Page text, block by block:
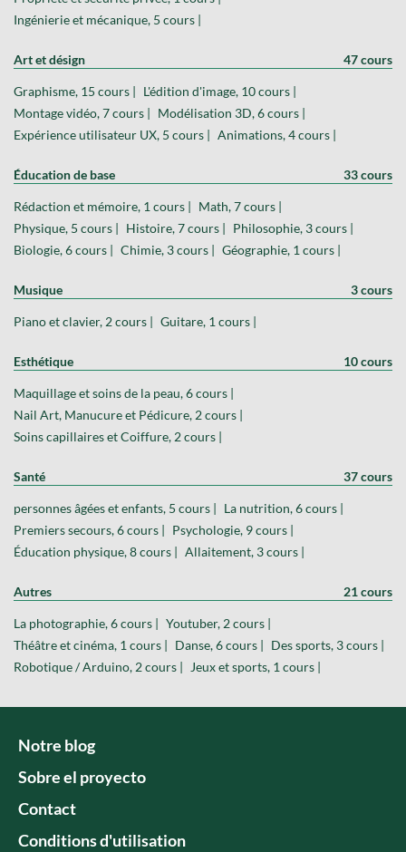
Ingénierie et mécanique, 5 cours |
Art et désign 47 cours
Graphisme, 15 cours | L'édition d'image, 10 cours |
Montage vidéo, 7 cours | Modélisation 3D, 6 cours |
Expérience utilisateur UX, 5 cours | Animations, 4 cours |
Éducation de base 33 cours
Rédaction et mémoire, 1 cours | Math, 7 cours |
Physique, 5 cours | Histoire, 7 cours | Philosophie, 3 cours |
Biologie, 6 cours | Chimie, 3 cours | Géographie, 1 cours |
Musique 3 cours
Piano et clavier, 2 cours | Guitare, 1 cours |
Esthétique 10 cours
Maquillage et soins de la peau, 6 cours |
Nail Art, Manucure et Pédicure, 2 cours |
Soins capillaires et Coiffure, 2 cours |
Santé 37 cours
personnes âgées et enfants, 5 cours | La nutrition, 6 cours |
Premiers secours, 6 cours | Psychologie, 9 cours |
Éducation physique, 8 cours | Allaitement, 3 cours |
Autres 21 cours
La photographie, 6 cours | Youtuber, 2 cours |
Théâtre et cinéma, 1 cours | Danse, 6 cours | Des sports, 3 cours |
Robotique / Arduino, 2 cours |
Jeux et sports, 1 cours |
Notre blog
Sobre el proyecto
Contact
Conditions d'utilisation